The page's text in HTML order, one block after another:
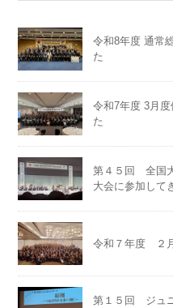
令和8年度 通常
た
令和7年度 3月
た
第４５回 全国
大会に参加して
令和７年度 ２
第１５回 ジュ